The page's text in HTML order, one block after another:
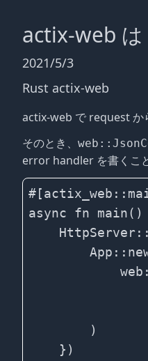
actix-web
2021/5/3
Rust actix-web
actix-web で request か
そのとき、
error handler を書くこ
async fn
        )
    })